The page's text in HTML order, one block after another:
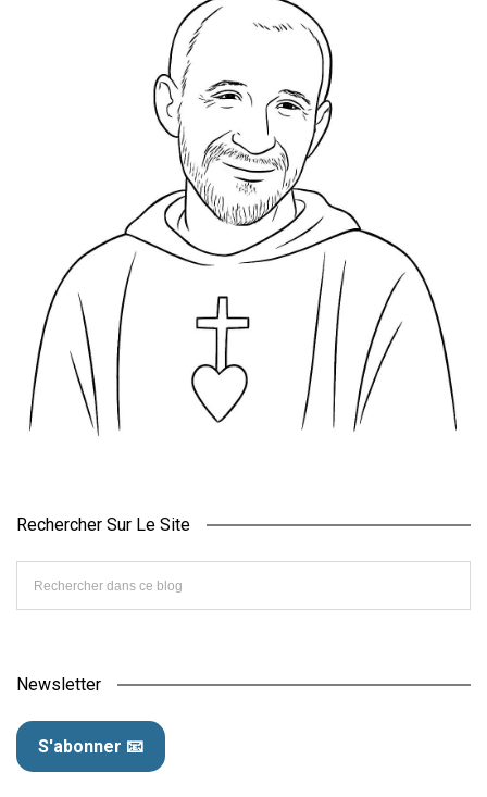
Rechercher Sur Le Site
Newsletter
S'abonner 📧